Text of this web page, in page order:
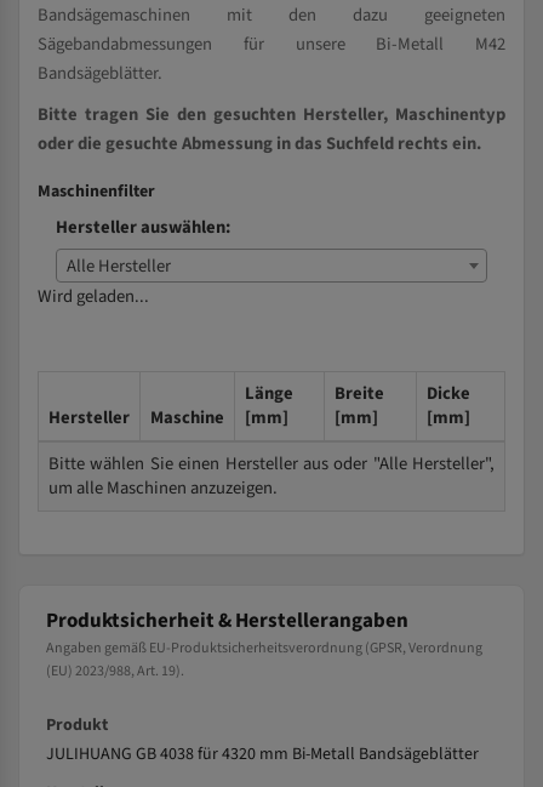
Bandsägemaschinen mit den dazu geeigneten
Sägebandabmessungen für unsere Bi-Metall M42
Bandsägeblätter.
Bitte tragen Sie den gesuchten Hersteller, Maschinentyp
oder die gesuchte Abmessung in das Suchfeld rechts ein.
Maschinenfilter
Hersteller auswählen:
Alle Hersteller
Wird geladen...
Hersteller Maschine
Länge
[mm]
Breite
[mm]
Dicke
[mm]
Bitte wählen Sie einen Hersteller aus oder "Alle Hersteller",
um alle Maschinen anzuzeigen.
Produktsicherheit & Herstellerangaben
Angaben gemäß EU-Produktsicherheitsverordnung (GPSR, Verordnung
(EU) 2023/988, Art. 19).
Produkt
JULIHUANG GB 4038 für 4320 mm Bi-Metall Bandsägeblätter